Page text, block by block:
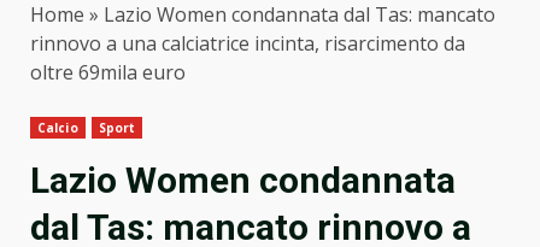
Home » Lazio Women condannata dal Tas: mancato
rinnovo a una calciatrice incinta, risarcimento da
oltre 69mila euro
Calcio Sport
Lazio Women condannata
dal Tas: mancato rinnovo a